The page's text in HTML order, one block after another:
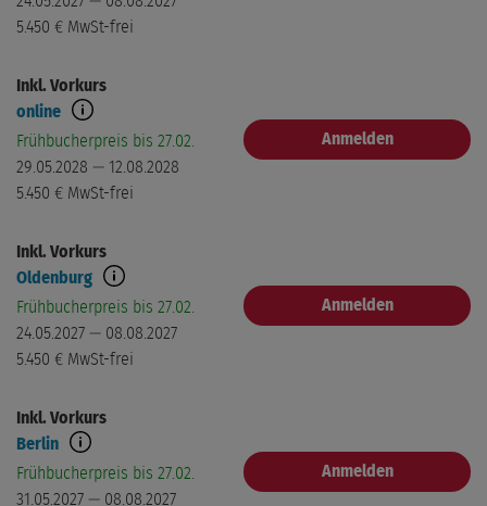
5.450 € MwSt-frei
Inkl. Vorkurs
online
Frühbucherpreis bis 27.02.
29.05.2028 — 12.08.2028
5.450 € MwSt-frei
Anmelden
Inkl. Vorkurs
Oldenburg
Frühbucherpreis bis 27.02.
24.05.2027 — 08.08.2027
5.450 € MwSt-frei
Anmelden
Inkl. Vorkurs
Berlin
Frühbucherpreis bis 27.02.
31.05.2027 — 08.08.2027
Anmelden